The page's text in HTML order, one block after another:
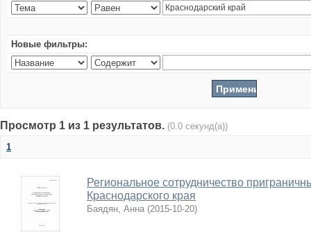
Новые фильтры:
Просмотр 1 из 1 результатов. (0.0 секунд(а))
1
Региональное сотрудничество
Краснодарского края
Баядян, Анна (2015-10-20)